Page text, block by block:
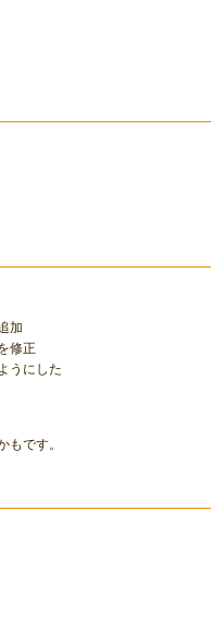
加
修正
うにした
です。